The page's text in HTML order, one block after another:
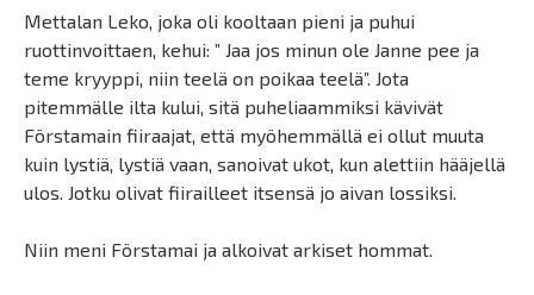
Mettalan Leko, joka oli kooltaan pieni ja puhui
ruottinvoittaen, kehui: ” Jaa jos minun ole Janne pee ja
teme kryyppi, niin teelä on poikaa teelä”. Jota
pitemmälle ilta kului, sitä puheliaammiksi kävivät
Förstamain fiiraajat, että myöhemmällä ei ollut muuta
kuin lystiä, lystiä vaan, sanoivat ukot, kun alettiin hääjellä
ulos. Jotku olivat fiirailleet itsensä jo aivan lossiksi.
Niin meni Förstamai ja alkoivat arkiset hommat.